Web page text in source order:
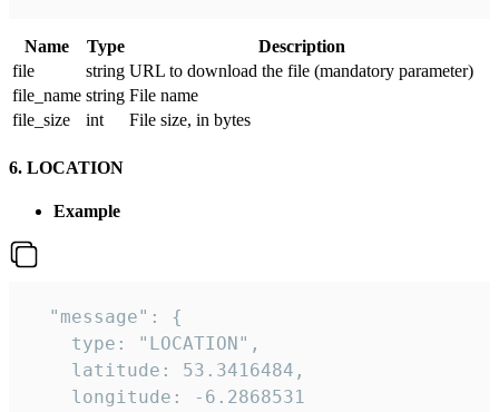
Name Type
Description
file
string URL to download the file (mandatory parameter)
file_name string File name
file_size
int File size, in bytes
6. LOCATION
Example
  "message": {
    type: "LOCATION",
    latitude: 53.3416484,
    longitude: -6.2868531